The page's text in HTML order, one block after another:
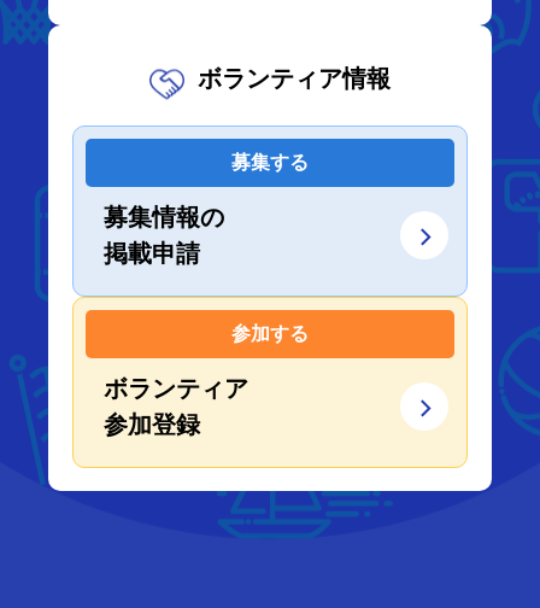
ボランティア情報
募集する
募集情報の
掲載申請
参加する
ボランティア
参加登録